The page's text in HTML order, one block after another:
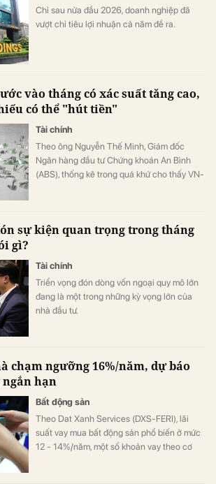
Chỉ sau nửa đầu 2026, doanh nghiệp đã
vượt chỉ tiêu lợi nhuận cả năm đề ra.
vào tháng có xác suất tăng cao,
có thể "hút tiền"
Tài chính
Theo ông Nguyễn Thế Minh, Giám đốc
Ngân hàng đầu tư Chứng khoán An Bình
(ABS), thống kê trong quá khứ cho thấy VN-
sự kiện quan trọng trong tháng
gì?
Tài chính
Triển vọng đón dòng vốn ngoại quy mô lớn
đang là một trong những kỳ vọng lớn của
nhà đầu tư.
chạm ngưỡng 16%/năm, dự báo
hạn
Bất động sản
Theo Dat Xanh Services (DXS-FERI), lãi
suất vay mua bất động sản phổ biến ở mức
12 - 14%/năm, một số khoản vay theo cơ